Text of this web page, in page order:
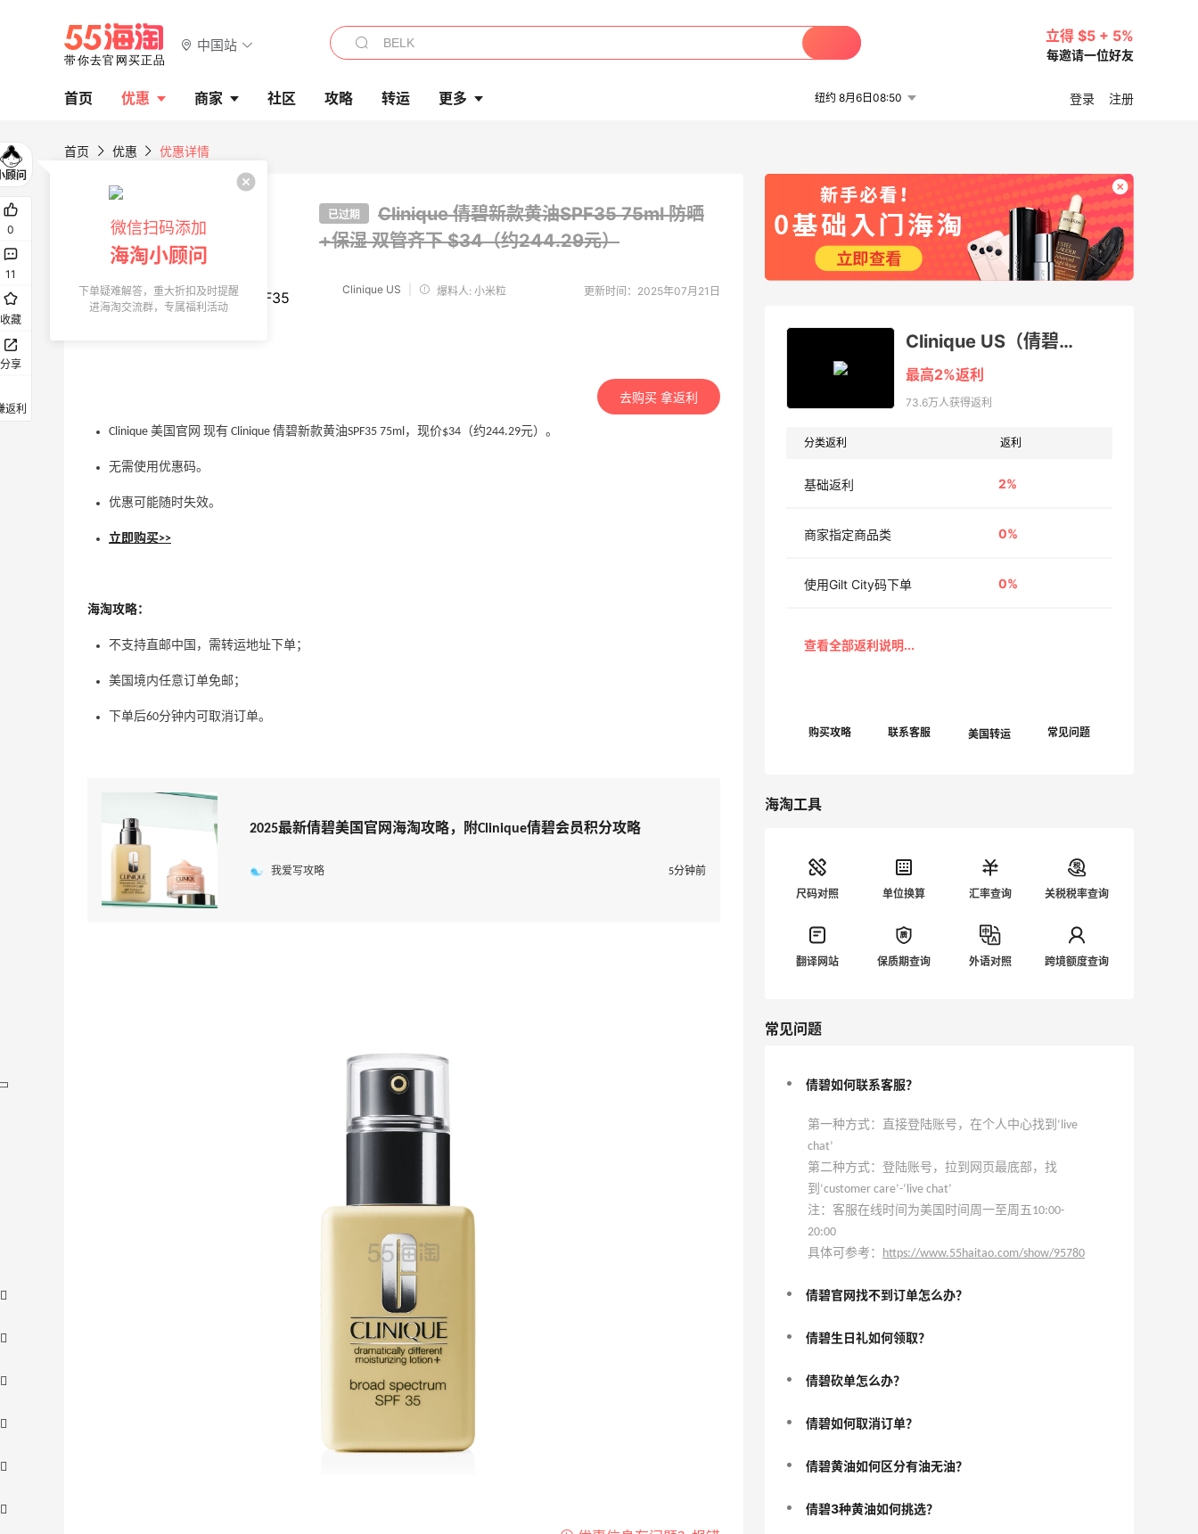
中国站
立得 $5 + 5%
每邀请一位好友
首页 优惠 商家 社区 攻略 转运 更多 纽约 8月6日08:50 登录 注册
首页 优惠 优惠详情
已过期
Clinique 倩碧新款黄油SPF35 75ml 防晒
+保湿 双管齐下$34（约244.29元）
Clinique US 爆料人: 小米粒 更新时间：2025年07月21日
去购买 拿返利
Clinique 美国官网 现有 Clinique 倩碧新款黄油SPF35 75ml，现价$34（约244.29元）。
无需使用优惠码。
优惠可能随时失效。
立即购买>>
海淘攻略：
不支持直邮中国，需转运地址下单；
美国境内任意订单免邮；
下单后60分钟内可取消订单。
2025最新倩碧美国官网海淘攻略，附Clinique倩碧会员积分攻略
我爱写攻略 5分钟前
Clinique US（倩碧美国官网）
最高2%返利
73.6万人获得返利
分类返利 返利
基础返利 2%
商家指定商品类 0%
使用Gilt City码下单 0%
美国转运
海淘工具
尺码对照 单位换算 汇率查询 关税税率查询
翻译网站 保质期查询 外语对照 跨境额度查询
常见问题
倩碧如何联系客服？
第一种方式：直接登陆账号，在个人中心找到‘live
chat’
第二种方式：登陆账号，拉到网页最底部，找
到‘customer care’-‘live chat’
注：客服在线时间为美国时间周一至周五10:00-
20:00
具体可参考：
https://www.55haitao.com/show/95780
倩碧官网找不到订单怎么办？
倩碧生日礼如何领取？
倩碧砍单怎么办？
倩碧如何取消订单？
倩碧黄油如何区分有油无油？
倩碧3种黄油如何挑选？
0
11
收藏
分享
返利
微信扫码添加
海淘小顾问
下单疑难解答，重大折扣及时提醒
进海淘交流群，专属福利活动